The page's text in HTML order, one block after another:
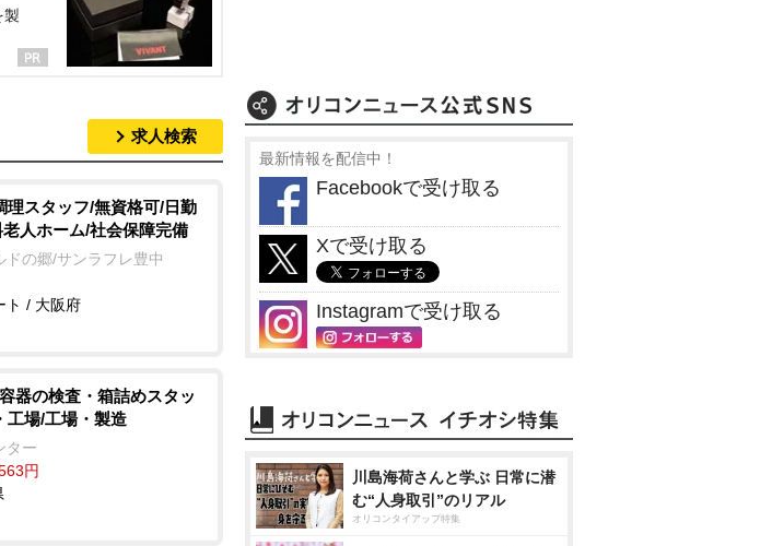
製
求人検索
理スタッフ/無資格可/日勤
人ホーム/社会保障完備
ドの郷/サンラフレ豊中
ト / 大阪府
器の検査・箱詰めスタッ
工場/工場・製造
ター
円
最新情報を配信中！
Facebookで受け取る
Xで受け取る
Instagramで受け取る
川島海荷さんと学ぶ 日常に潜
む“人身取引”のリアル
オリコンタイアップ特集